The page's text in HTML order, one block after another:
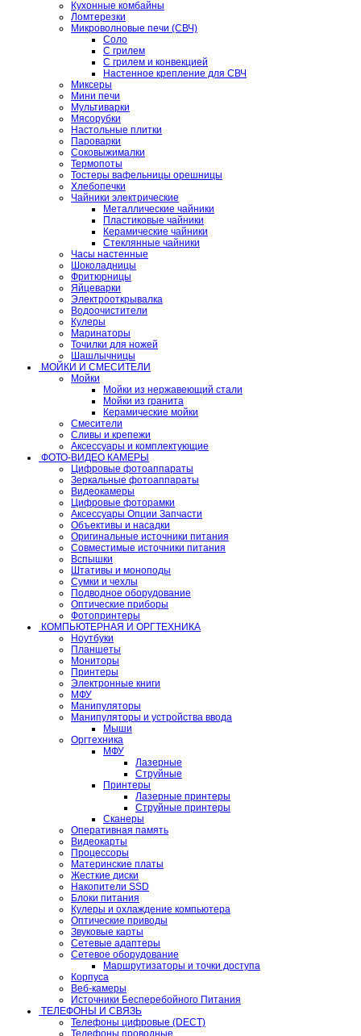
Кухонные комбайны
Ломтерезки
Микроволновые печи (СВЧ)
Соло
С грилем
С грилем и конвекцией
Настенное крепление для СВЧ
Миксеры
Мини печи
Мультиварки
Мясорубки
Настольные плитки
Пароварки
Соковыжималки
Термопоты
Тостеры вафельницы орешницы
Хлебопечки
Чайники электрические
Металлические чайники
Пластиковые чайники
Керамические чайники
Стеклянные чайники
Часы настенные
Шоколадницы
Фритюрницы
Яйцеварки
Электрооткрывалка
Водоочистители
Кулеры
Маринаторы
Точилки для ножей
Шашлычницы
МОЙКИ И СМЕСИТЕЛИ
Мойки
Мойки из нержавеющий стали
Мойки из гранита
Керамические мойки
Смесители
Сливы и крепежи
Аксессуары и комплектующие
ФОТО-ВИДЕО КАМЕРЫ
Цифровые фотоаппараты
Зеркальные фотоаппараты
Видеокамеры
Цифровые фоторамки
Аксессуары Опции Запчасти
Объективы и насадки
Оригинальные источники питания
Совместимые источники питания
Вспышки
Штативы и моноподы
Сумки и чехлы
Подводное оборудование
Оптические приборы
Фотопринтеры
КОМПЬЮТЕРНАЯ И ОРГТЕХНИКА
Ноутбуки
Планшеты
Мониторы
Принтеры
Электронные книги
МФУ
Манипуляторы
Манипуляторы и устройства ввода
Мыши
Оргтехника
МФУ
Лазерные
Струйные
Принтеры
Лазерные принтеры
Струйные принтеры
Сканеры
Оперативная память
Видеокарты
Процессоры
Материнские платы
Жесткие диски
Накопители SSD
Блоки питания
Кулеры и охлаждение компьютера
Оптические приводы
Звуковые карты
Сетевые адаптеры
Сетевое оборудование
Маршрутизаторы и точки доступа
Корпуса
Веб-камеры
Источники Бесперебойного Питания
ТЕЛЕФОНЫ И СВЯЗЬ
Телефоны цифровые (DECT)
Телефоны проводные